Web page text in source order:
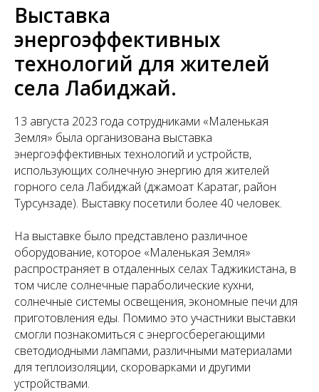
Выставка
энергоэффективных
технологий для жителей
села Лабиджай.
13 августа 2023 года сотрудниками «Маленькая
Земля» была организована выставка
энергоэффективных технологий и устройств,
использующих солнечную энергию для жителей
горного села Лабиджай (джамоат Каратаг, район
Турсунзаде). Выставку посетили более 40 человек.
На выставке было представлено различное
оборудование, которое «Маленькая Земля»
распространяет в отдаленных селах Таджикистана, в
том числе солнечные параболические кухни,
солнечные системы освещения, экономные печи для
приготовления еды. Помимо это участники выставки
смогли познакомиться с энергосберегающими
светодиодными лампами, различными материалами
для теплоизоляции, скороварками и другими
устройствами.